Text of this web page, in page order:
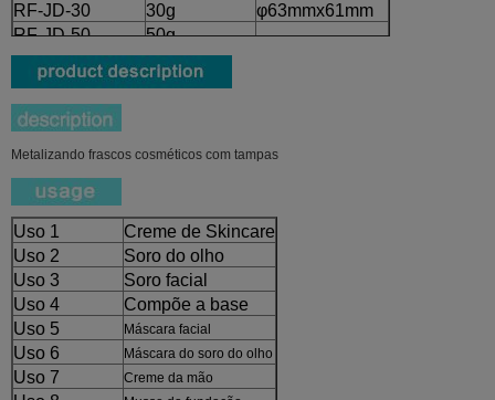
RF-JD-30
30g
φ63mmx61mm
RF-JD-50
50g
Metalizando frascos cosméticos com tampas
Uso 1
Creme de Skincare
Uso 2
Soro do olho
Uso 3
Soro facial
Uso 4
Compõe a base
Uso 5
Máscara facial
Uso 6 Máscara do soro do olho
Uso 7 Creme da mão